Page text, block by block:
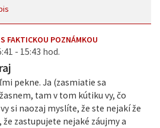
FAKTICKOU POZNÁMKOU
- 15:43 hod.
pekne. Ja (zasmiatie sa
tam v tom kútiku vy, čo
si naozaj myslíte, že ste nejakí že
zastupujete nejaké záujmy a